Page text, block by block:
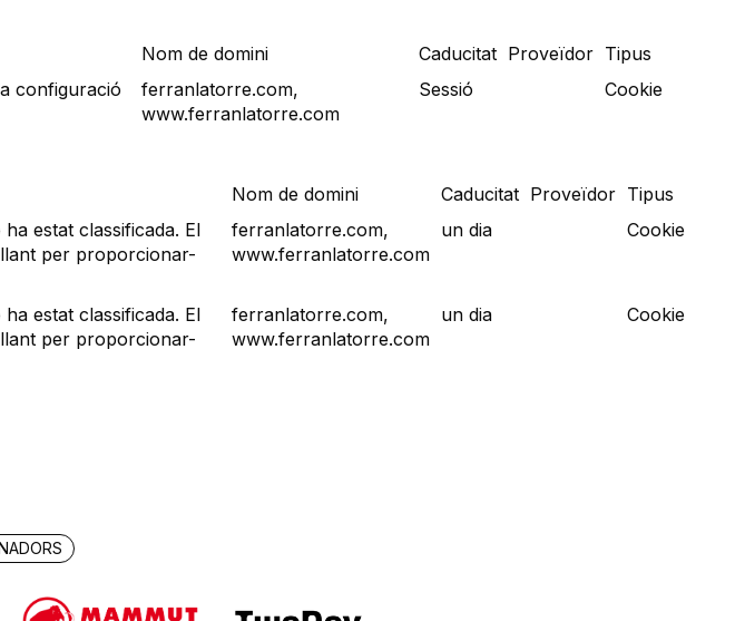
Nom de domini Caducitat Proveïdor Tipus
configuració
ferranlatorre.com,
www.ferranlatorre.com
Sessió Cookie
Nom de domini Caducitat Proveïdor Tipus
estat classificada. El
per proporcionar-
ferranlatorre.com,
www.ferranlatorre.com
un dia Cookie
estat classificada. El
per proporcionar-
ferranlatorre.com,
www.ferranlatorre.com
un dia Cookie